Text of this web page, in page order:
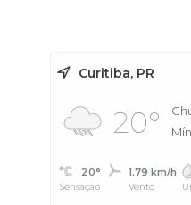
Curitiba, PR
20°
Mín.
20°
Sensação
1.79 km/h
Vento